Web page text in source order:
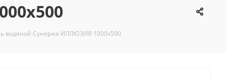
водяной Сунержа ИЛЛЮЗИЯ 1000х500